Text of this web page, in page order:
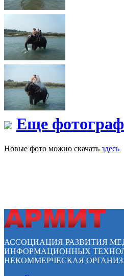
Еще
Новые фото можно скачать здесь
АССОЦИАЦИЯ РАЗВИТИЯ
ИНФОРМАЦИОННЫХ
НЕКОММЕРЧЕСКАЯ